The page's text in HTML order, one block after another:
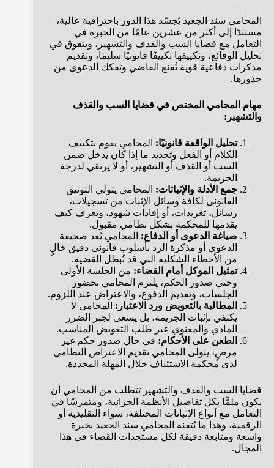
المحامي سند الجعيد يُجسّد هذا الدور باحترافية عالية،
مستندًا إلى أكثر من عشرين عامًا من الخبرة في
التعامل مع قضايا السب والقذف والتشهير، ويتفوق في
تحليل الوقائع، وتكييفها تكييفًا قانونيًا سليمًا، وتقديم
مذكرات دفاعية قوية تُقنع القاضي وتفكك الدعوى من
جذورها.
مهام المحامي المختص في قضايا السب والقذف
والتشهير:
تحليل الواقعة قانونيًا: المحامي يقوم بتكييف
الكلام أو الفعل وتحديد ما إذا كان يدخل ضمن
السب أو القذف أو التشهير، أو لا يرتقي لدرجة
الجريمة.
جمع الأدلة والإثباتات: المحامي يتولى التوثيق
القانوني لكافة وسائل الإثبات من تسجيلات،
رسائل، تغريدات، أو إفادات شهود، ويعرف كيف
يقدمها للمحكمة بشكل نظامي مقبول.
صياغة الدعوى أو الدفاع: المحامي يُعد صحيفة
الدعوى أو مذكرة الرد بأسلوب قانوني دقيق خالٍ
من الأخطاء الشكلية التي قد تُبطل القضية.
تمثيل الموكل أمام القضاء: من الجلسة الأولى
وحتى صدور الحكم، يلتزم المحامي بحضور
الجلسات، وتقديم الدفوع، والاعتراض عند اللزوم.
المطالبة بالتعويض ورد الاعتبار: المحامي لا
يكتفي بإثبات الجريمة، بل يسعى لجبر الضرر
المادي والمعنوي عبر طلب التعويض المناسب.
الطعن على الأحكام: في حال صدور حكم غير
مرضٍ، يتولى المحامي تقديم الاعتراض النظامي
لدى محكمة الاستئناف خلال المهلة المحددة.
قضايا السب والقذف والتشهير تتطلب من المحامي أن
يكون ملمًّا بكل تفاصيل الأنظمة الجزائية، ومتمرسًا في
التعامل مع أنواع الإثباتات المختلفة، سواء التقليدية أو
الرقمية، وهذا ما يُتقنه المحامي سند الجعيد بخبرة
واسعة ومتابعة دقيقة لكل مستجدات القضاء في هذا
المجال.